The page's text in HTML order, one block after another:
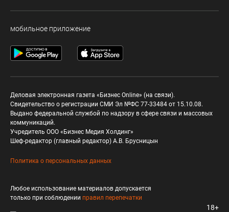
мобильное приложение
Деловая электронная газета «Бизнес Online» (на связи).
Свидетельство о регистрации СМИ Эл №ФС 77-33484 от 15.10.08.
Выдано федеральной службой по надзору в сфере связи и массовых
коммуникаций.
Учредитель ООО «Бизнес Медия Холдинг»
Шеф-редактор (главный редактор) А.В. Брусницын
Политика о персональных данных
Любое использование материалов допускается
только при соблюдении правил перепечатки
18+